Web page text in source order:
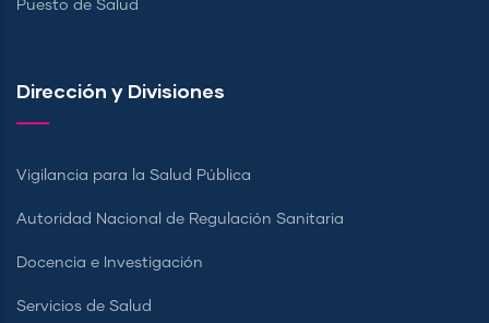
Puesto de Salud
Dirección y Divisiones
Vigilancia para la Salud Pública
Autoridad Nacional de Regulación Sanitaria
Docencia e Investigación
Servicios de Salud